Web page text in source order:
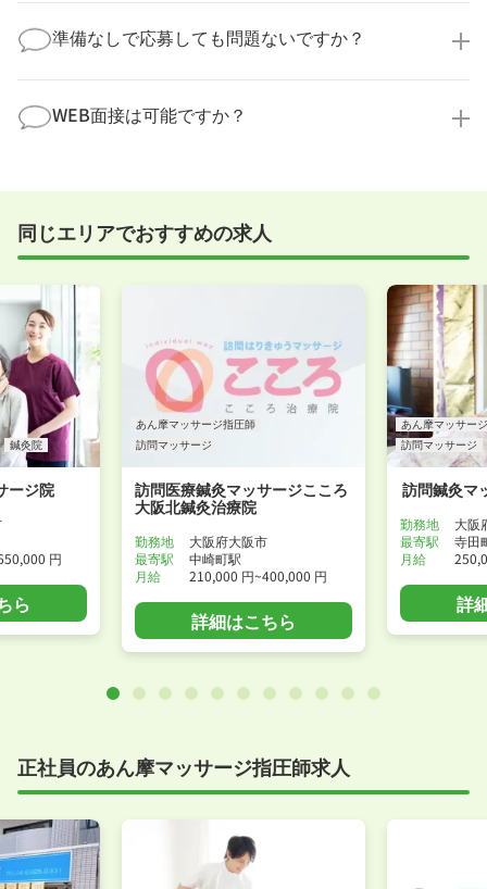
す！
積極的に受け入れています。実際の職場環境や働く人
の様子を見ることで、より安心してご判断いただけま
ださい！
準備なしで応募しても問題ないですか？
まで、一からサポートいたします。「転職を考え始め
たばかり」「何から始めればいいか分からない」とい
WEB面接は可能ですか？
すめしていますが、企業様によってはWEB面接を導入
事前に確認することは可能ですので、お気軽にお申し
付けください！
同じエリアでおすすめの求人
鍼灸院
ージ院
円
ら
あん摩マッサージ指圧師
訪問マッサージ
訪問医療鍼灸マッサージこころ
大阪北鍼灸治療院
勤務地
大阪府大阪市
最寄駅
中崎町駅
月給
210,000 円~400,000 円
詳細はこちら
あん摩マッサー
訪問マッサージ
訪問鍼灸マ
勤務地
大阪
最寄駅
寺田
月給
詳
正社員のあん摩マッサージ指圧師求人